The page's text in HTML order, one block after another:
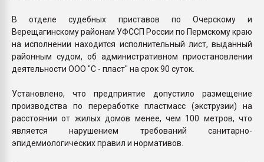
В отделе судебных приставов по Очерскому и
Верещагинскому районам УФССП России по Пермскому краю
на исполнении находится исполнительный лист, выданный
районным судом, об административном приостановлении
деятельности ООО "С - пласт" на срок 90 суток.
Установлено, что предприятие допустило размещение
производства по переработке пластмасс (экструзии) на
расстоянии от жилых домов менее, чем 100 метров, что
является нарушением требований санитарно-
эпидемиологических правил и нормативов.